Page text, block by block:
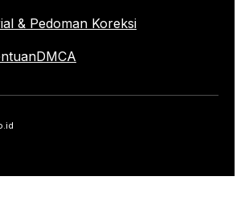
& Pedoman Koreksi
DMCA